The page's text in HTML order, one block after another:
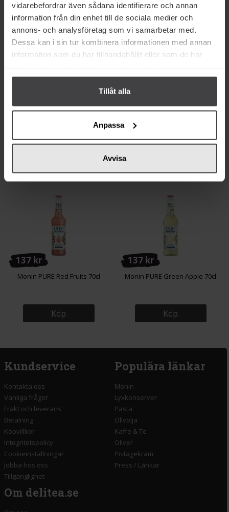
vidarebefordrar även sådana identifierare och annan
information från din enhet till de sociala medier och
annons- och analysföretag som vi samarbetar med.
Dessa kan i sin tur kombinera informationen med annan
information som du har tillhandahållit eller som de har
Tillåt alla
Anpassa
Avvisa
Monin PURE Lemon Lime 70cl
Köp
139 kr
Monin PURE Mango Passion
Köp
137 kr
Monin PURE Red Fruits 70cl
Köp
137 kr
Monin PURE Green Apple 70cl
Köp
Kundservice
Kontakta oss
Vanliga frågor
Frakt och leverans
Betalning
Köpvillkor
Integritetspolicy
Cookieinställningar
Jobba hos oss
Tillgänglighet
Populära länkar
Monin
Lyxkonserver
Pasta
Olivolja
Kaffe & Te
Oliver
Pistagekräm
Press / Länkar
Om delitea.se